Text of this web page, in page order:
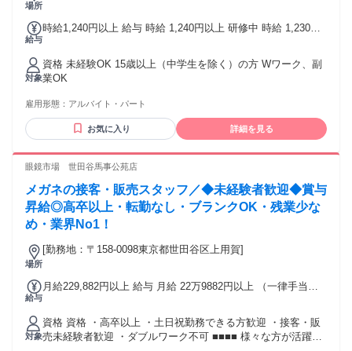
場所
給与
時給1,240円以上 給与 時給 1,240円以上 研修中 時給 1,230円
対象
資格 未経験OK 15歳以上（中学生を除く）の方 Wワーク、副
業OK
雇用形態： アルバイト・パート
お気に入り 詳細を見る
眼鏡市場 世田谷馬事公苑店
メガネの接客・販売スタッフ／◆未経験者歓迎◆賞与
昇給◎高卒以上・転勤なし・ブランクOK・残業少な
め・業界No1！
場所
[勤務地：〒158-0098東京都世田谷区上用賀]
給与
月給229,882円以上 給与 月給 22万9882円以上 （一律手当を
通費支給
対象
資格 資格 ・高卒以上 ・土日祝勤務できる方歓迎 ・接客・販
売未経験者歓迎 ・ダブルワーク不可 ■■■■ 様々な方が活躍で